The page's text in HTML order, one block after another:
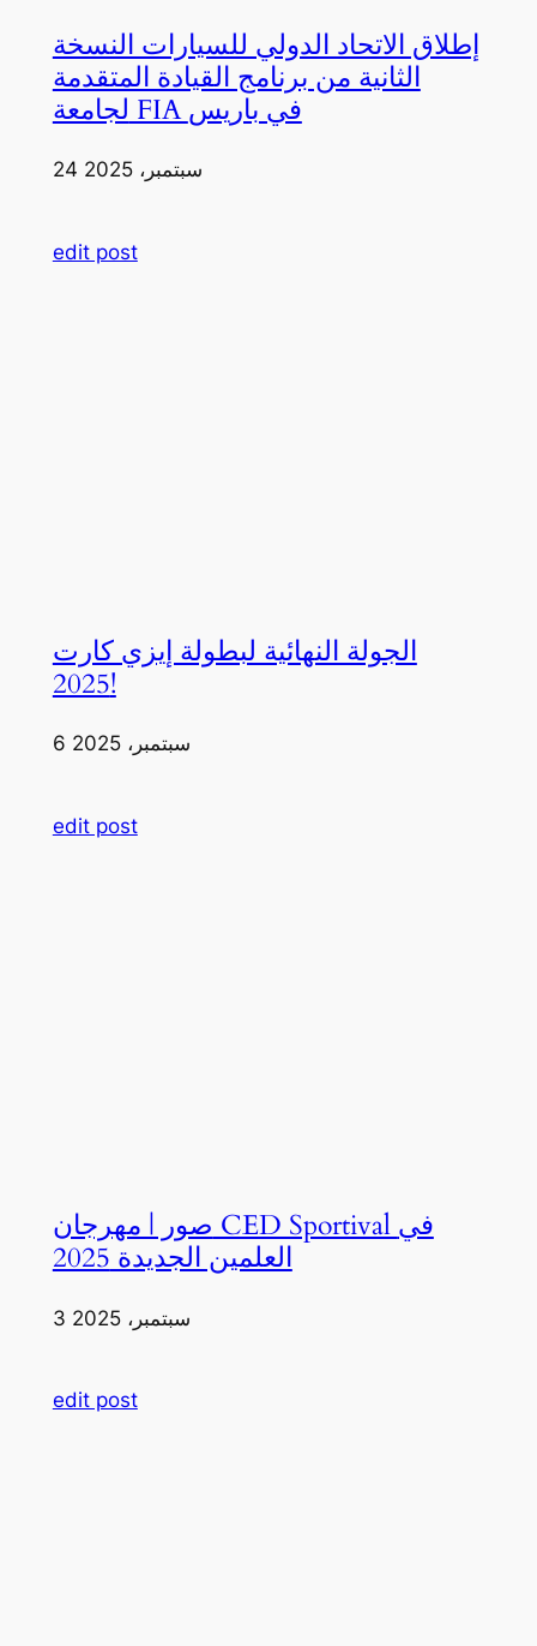
إطلاق الاتحاد الدولي للسيارات النسخة
الثانية من برنامج القيادة المتقدمة
لجامعة FIA في باريس
24 سبتمبر، 2025
edit post
الجولة النهائية لبطولة إيزي كارت
2025!
6 سبتمبر، 2025
edit post
صور | مهرجان CED Sportival في
العلمين الجديدة 2025
3 سبتمبر، 2025
edit post